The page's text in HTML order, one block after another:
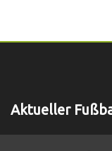
Aktueller